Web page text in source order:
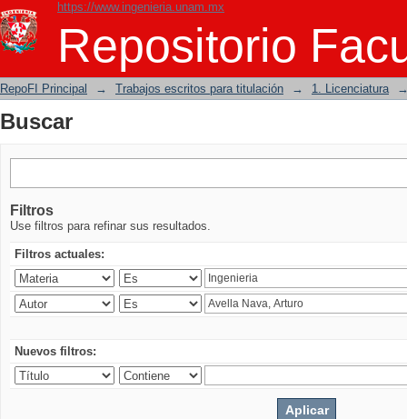
https://www.ingenieria.unam.mx
Repositorio
Buscar
RepoFI Principal → Trabajos escritos para titulación → 1. Licenciatura
Buscar
Filtros
Use filtros para refinar sus resultados.
Filtros actuales:
Nuevos filtros: